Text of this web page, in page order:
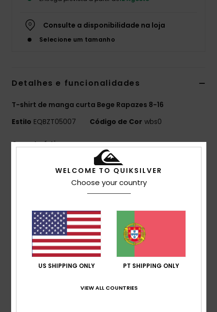
Consulte a disponibilidade na loja
Selecione um tamanho
Detalhes e funcionalidades
T-shirt de manga curta Bege Rapazes 8-16
Estilo EQBZT05007 Código de Cor wbs0
Características
25% algodão reciclado proveniente de resíduos
reciclado [160 g/m2]
Corte:corte Regular
Gola:gola redonda
Outros:serigrafia no peito
WELCOME TO QUIKSILVER
Choose your country
US SHIPPING ONLY PT SHIPPING ONLY
VIEW ALL COUNTRIES